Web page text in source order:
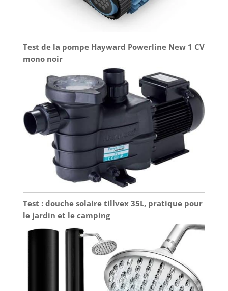
Test de la pompe Hayward Powerline New 1 CV
mono noir
Test : douche solaire tillvex 35L, pratique pour
le jardin et le camping